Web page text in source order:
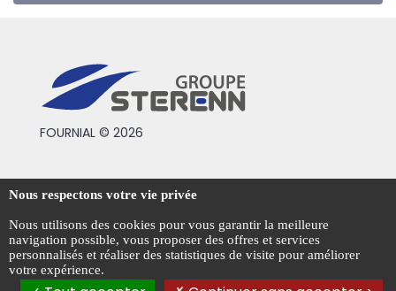
FOURNIAL © 2026
Conditions générales de vente
Mentions légales
Politique de confidentialité
Gestion des cookies
Nous respectons votre vie privée
Nous utilisons des cookies pour vous garantir la meilleure
navigation possible, vous proposer des offres et services
personnalisés et réaliser des statistiques de visite pour améliorer
votre expérience.